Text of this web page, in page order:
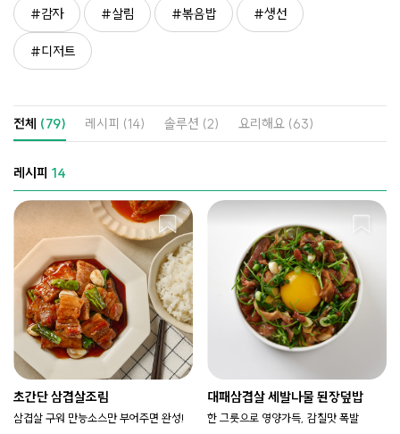
해시태그만
감자 살림 볶음밥 생선
디저트
전체 (79) 레시피 (14) 솔루션 (2) 요리해요 (63)
레시피 14
초간단 삼겹살조림
삼겹살 구워 만능소스만 부어주면 완성!
대패삼겹살 세발나물 된장덮밥
한 그릇으로 영양가득, 감칠맛 폭발